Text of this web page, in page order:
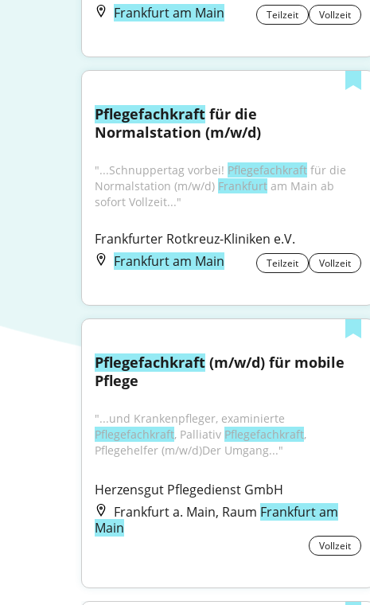
Frankfurt am Main
Teilzeit Vollzeit
Pflegefachkraft für die
Normalstation (m/w/d)
"...Schnuppertag vorbei! Pflegefachkraft für die
Normalstation (m/w/d) Frankfurt am Main ab
sofort Vollzeit..."
Frankfurter Rotkreuz-Kliniken e.V.
Frankfurt am Main
Teilzeit Vollzeit
Pflegefachkraft (m/w/d) für mobile
Pflege
Pflegefachkraft, Palliativ Pflegefachkraft,
Pflegehelfer (m/w/d)Der Umgang..."
Herzensgut Pflegedienst GmbH
Frankfurt a. Main, Raum Frankfurt am
Main
Vollzeit